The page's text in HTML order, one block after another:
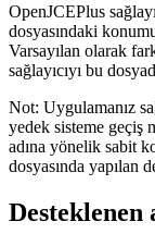
OpenJCEPlus
dosyasındaki
Varsayılan olarak
sağlayıcıyı bu
Not: Uygulamanız
yedek sisteme geçiş
adına yönelik sabit
dosyasında yapılan